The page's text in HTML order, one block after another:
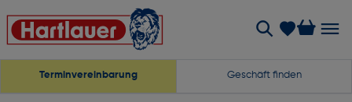
Terminvereinbarung Geschäft finden